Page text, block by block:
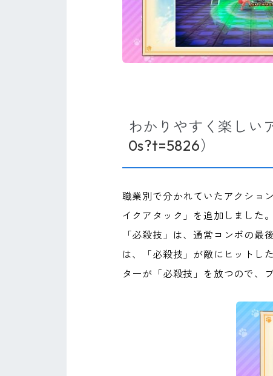
わかりやすく楽しい
0s?t=5826）
職業別で分かれていたアクショ
イクアタック」を追加しました。
「必殺技」は、通常コンボの最
は、「必殺技」が敵にヒットし
ターが「必殺技」を放つので、